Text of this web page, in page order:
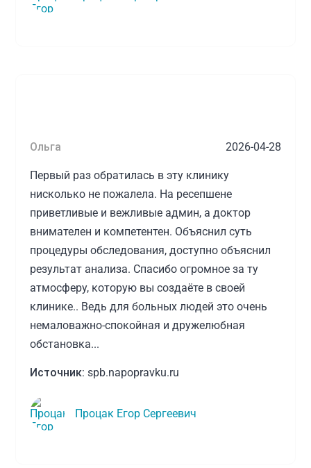
Ольга 2026-04-28
Первый раз обратилась в эту клинику
нисколько не пожалела. На ресепшене
приветливые и вежливые админ, а доктор
внимателен и компетентен. Объяснил суть
процедуры обследования, доступно объяснил
результат анализа. Спасибо огромное за ту
атмосферу, которую вы создаёте в своей
клинике.. Ведь для больных людей это очень
немаловажно-спокойная и дружелюбная
обстановка...
Источник: spb.napopravku.ru
Процак Егор Сергеевич